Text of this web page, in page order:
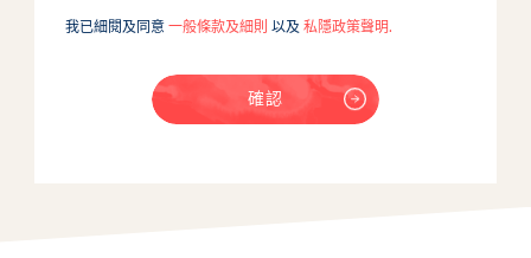
我已細閱及同意 一般條款及細則 以及 私隱政策聲明.
確認